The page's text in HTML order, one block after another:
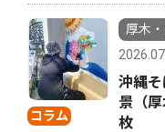
コラム
厚木
沖縄
景（
枚